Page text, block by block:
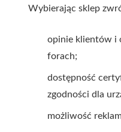
Wybierając sklep
opinie klientów i
forach;
dostępność
zgodności dla
możliwość